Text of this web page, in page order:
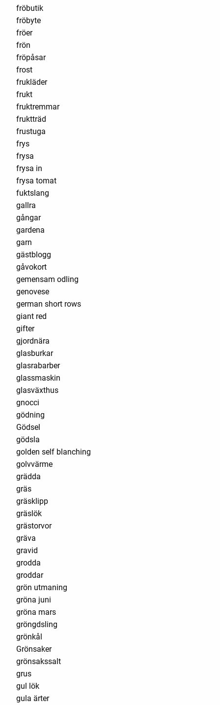
fröbutik
fröbyte
fröer
frön
fröpåsar
frost
frukläder
frukt
fruktremmar
fruktträd
frustuga
frys
frysa
frysa in
frysa tomat
fuktslang
gallra
gångar
gardena
garn
gästblogg
gåvokort
gemensam odling
genovese
german short rows
giant red
gifter
gjordnära
glasburkar
glasrabarber
glassmaskin
glasväxthus
gnocci
gödning
Gödsel
gödsla
golden self blanching
golvvärme
grädda
gräs
gräsklipp
gräslök
grästorvor
gräva
gravid
grodda
groddar
grön utmaning
gröna juni
gröna mars
gröngdsling
grönkål
Grönsaker
grönsakssalt
grus
gul lök
gula ärter